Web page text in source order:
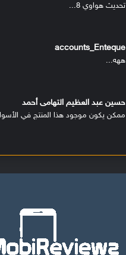
تحديث هواوي 8...
accounts_Enteque
ههه...
حسين عبد العظيم التهامى أحمد
ممكن يكون موجود هذا المنتج في